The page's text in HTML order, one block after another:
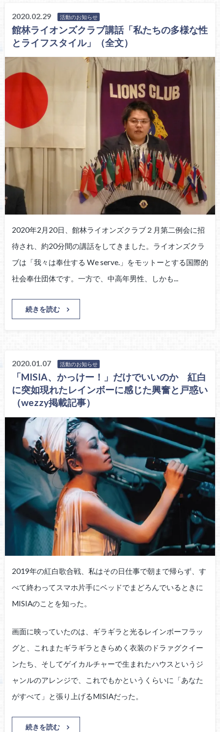
2020.02.29 活動のお知らせ
館林ライオンズクラブ講話「私たちの多様な性
とライフスタイル」（全文）
2020年2月20日、館林ライオンズクラブ２月第二例会に招
待され、約20分間の講話をしてきました。ライオンズクラ
ブは「我々は奉仕する We serve.」をモットーとする国際的
社会奉仕団体です。一方で、中高年男性、しかも...
続きを読む
2020.01.07 活動のお知らせ
「MISIA、かっけー！」だけでいいのか 紅白
に突如現れたレインボーに感じた興奮と戸惑い
（wezzy掲載記事）
2019年の紅白歌合戦、私はその日仕事で朝まで帰らず、す
べて終わってスマホ片手にベッドでまどろんでいるときに
MISIAのことを知った。
画面に映っていたのは、ギラギラと光るレインボーフラッ
グと、これまたギラギラときらめく衣装のドラァグクイー
ンたち、そしてゲイカルチャーで生まれたハウスというジ
ャンルのアレンジで、これでもかというくらいに「あなた
がすべて」と張り上げるMISIAだった。
続きを読む